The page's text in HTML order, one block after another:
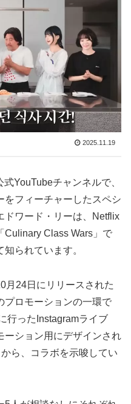
2025.11.19
YouTubeチャンネルで、
をフィーチャーしたスペシ
ドワード・リーは、Netflix
Culinary Class Wars」で
られています。
月24日にリリースされた
プロモーションの一環で
行ったInstagramライブ
ーション用にデザインされ
ら、コラボを示唆してい